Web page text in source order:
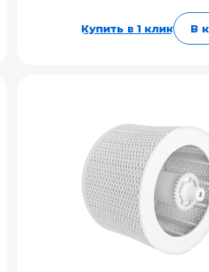
Купить в 1 клик В